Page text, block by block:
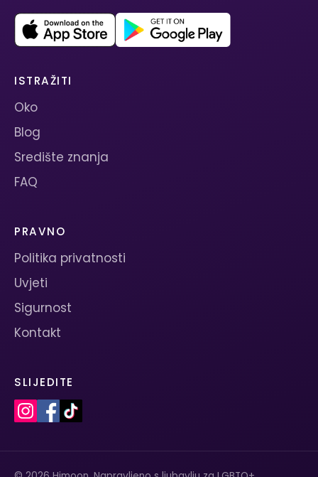
ISTRAŽITI
Oko
Blog
Središte znanja
FAQ
PRAVNO
Politika privatnosti
Uvjeti
Sigurnost
Kontakt
SLIJEDITE